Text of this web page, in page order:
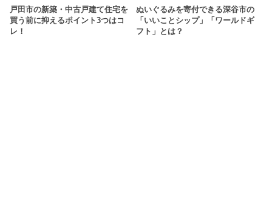
戸田市の新築・中古戸建て住宅を
買う前に抑えるポイント3つはコ
レ！
ぬいぐるみを寄付できる深谷市の
「いいことシップ」「ワールドギ
フト」とは？